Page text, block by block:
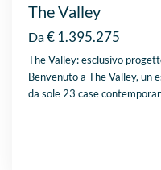
The Valley
Da€ 1.395.275
The Valley: esclusivo
Benvenuto a The Valley, un
da sole 23 case